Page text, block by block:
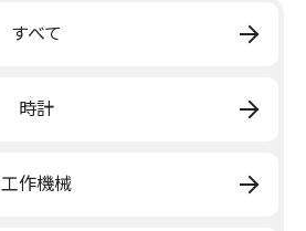
すべて
時計
工作機械